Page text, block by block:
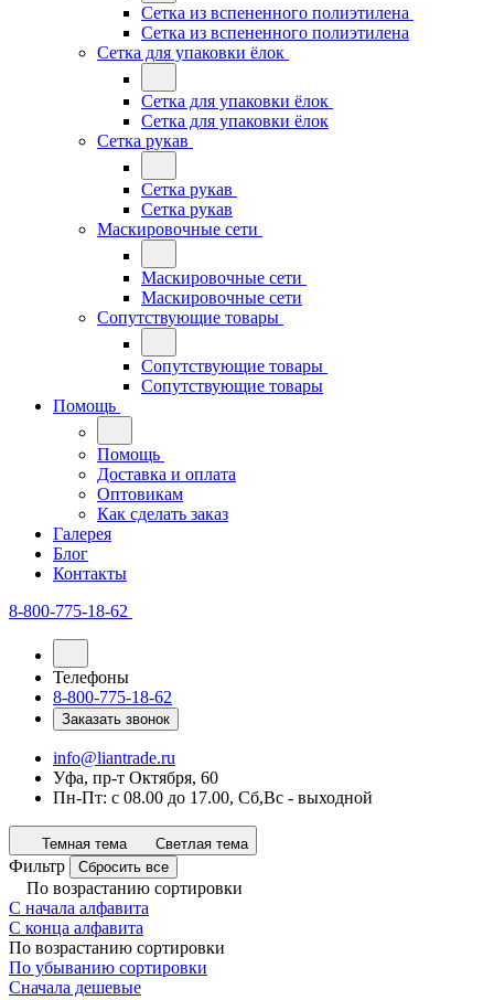
Сетка из вспененного полиэтилена
Сетка из вспененного полиэтилена
Сетка для упаковки ёлок
Сетка для упаковки ёлок
Сетка для упаковки ёлок
Сетка рукав
Сетка рукав
Сетка рукав
Маскировочные сети
Маскировочные сети
Маскировочные сети
Сопутствующие товары
Сопутствующие товары
Сопутствующие товары
Помощь
Помощь
Доставка и оплата
Оптовикам
Как сделать заказ
Галерея
Блог
Контакты
8-800-775-18-62
Телефоны
8-800-775-18-62
Заказать звонок
info@liantrade.ru
Уфа, пр-т Октября, 60
Пн-Пт: c 08.00 до 17.00, Cб,Вс - выходной
Темная тема Светлая тема
Фильтр Сбросить все
По возрастанию сортировки
С начала алфавита
С конца алфавита
По возрастанию сортировки
По убыванию сортировки
Сначала дешевые